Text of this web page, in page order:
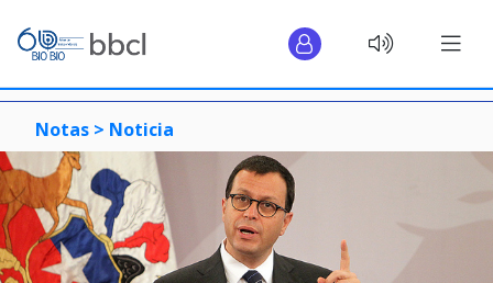
Notas > Noticia